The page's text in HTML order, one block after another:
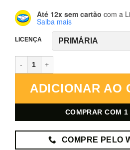
Até 12x sem cartão com a
Saiba mais
LICENÇA
ADICIONAR AO
COMPRAR COM
COMPRE PELO